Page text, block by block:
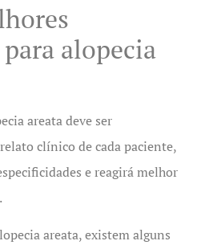
alopecia
areata deve ser
clínico de cada paciente,
e reagirá melhor
areata, existem alguns